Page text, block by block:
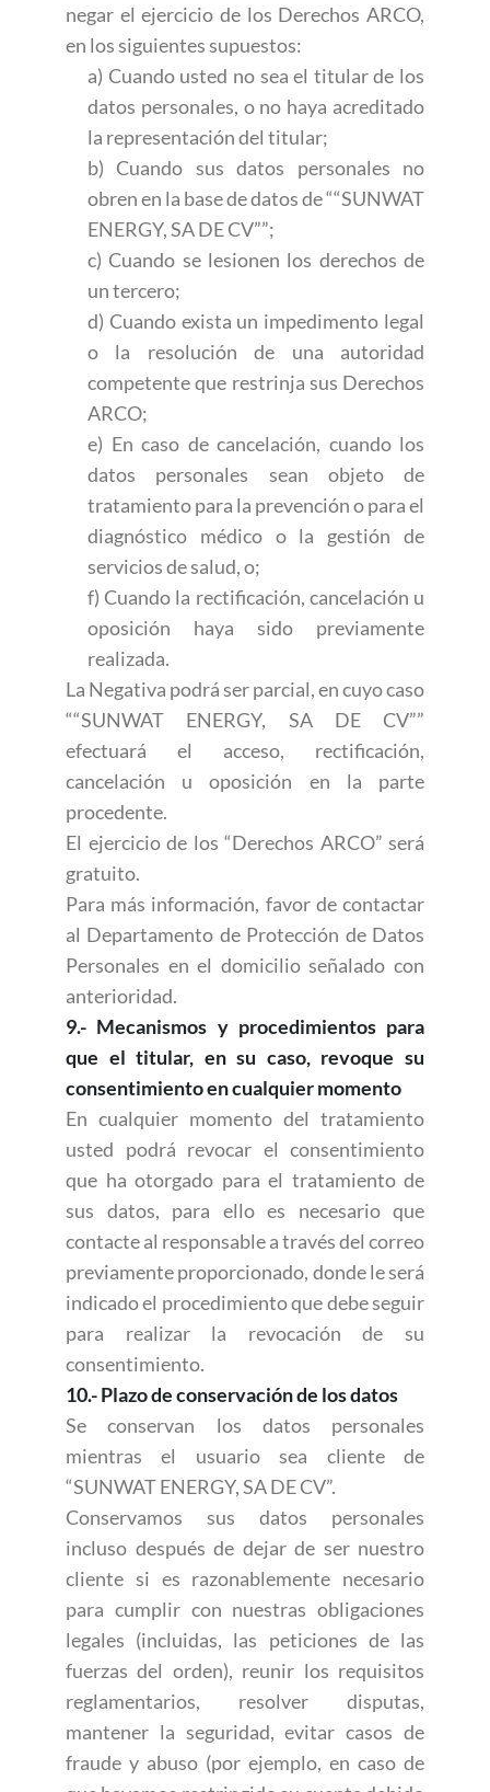
negar el ejercicio de los Derechos ARCO,
en los siguientes supuestos:
a) Cuando usted no sea el titular de los
datos personales, o no haya acreditado
la representación del titular;
b) Cuando sus datos personales no
obren en la base de datos de ““SUNWAT
ENERGY, SA DE CV””;
c) Cuando se lesionen los derechos de
un tercero;
d) Cuando exista un impedimento legal
o la resolución de una autoridad
competente que restrinja sus Derechos
ARCO;
e) En caso de cancelación, cuando los
datos personales sean objeto de
tratamiento para la prevención o para el
diagnóstico médico o la gestión de
servicios de salud, o;
f) Cuando la rectificación, cancelación u
oposición haya sido previamente
realizada.
La Negativa podrá ser parcial, en cuyo caso
““SUNWAT ENERGY, SA DE CV””
efectuará el acceso, rectificación,
cancelación u oposición en la parte
procedente.
El ejercicio de los “Derechos ARCO” será
gratuito.
Para más información, favor de contactar
al Departamento de Protección de Datos
Personales en el domicilio señalado con
anterioridad.
9.- Mecanismos y procedimientos para
que el titular, en su caso, revoque su
consentimiento en cualquier momento
En cualquier momento del tratamiento
usted podrá revocar el consentimiento
que ha otorgado para el tratamiento de
sus datos, para ello es necesario que
contacte al responsable a través del correo
previamente proporcionado, donde le será
indicado el procedimiento que debe seguir
para realizar la revocación de su
consentimiento.
10.- Plazo de conservación de los datos
Se conservan los datos personales
mientras el usuario sea cliente de
“SUNWAT ENERGY, SA DE CV”.
Conservamos sus datos personales
incluso después de dejar de ser nuestro
cliente si es razonablemente necesario
para cumplir con nuestras obligaciones
legales (incluidas, las peticiones de las
fuerzas del orden), reunir los requisitos
reglamentarios, resolver disputas,
mantener la seguridad, evitar casos de
fraude y abuso (por ejemplo, en caso de